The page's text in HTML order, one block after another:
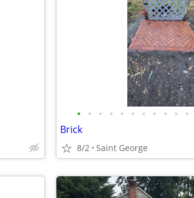
• • • • • • • • • • •
Brick
8/2 Saint George